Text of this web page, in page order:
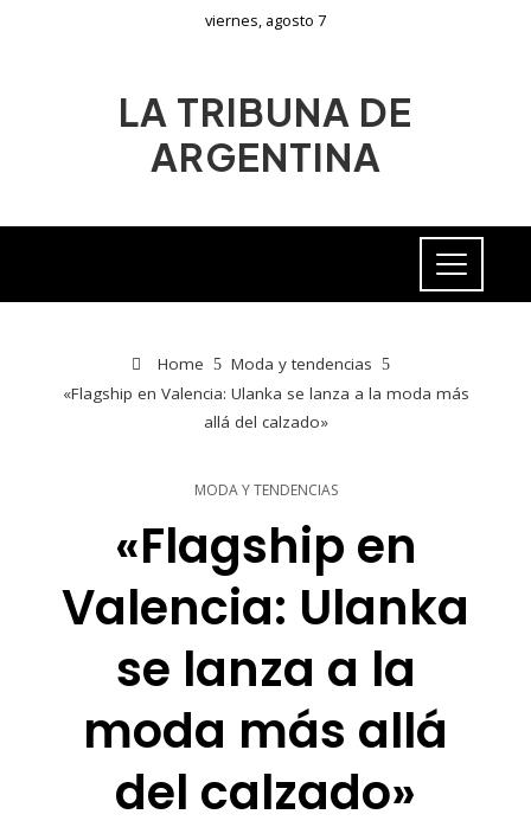
viernes, agosto 7
LA TRIBUNA DE
ARGENTINA
Home
Moda y tendencias
«Flagship en Valencia: Ulanka se lanza a la moda más
allá del calzado»
MODA Y TENDENCIAS
«Flagship en
Valencia: Ulanka
se lanza a la
moda más allá
del calzado»